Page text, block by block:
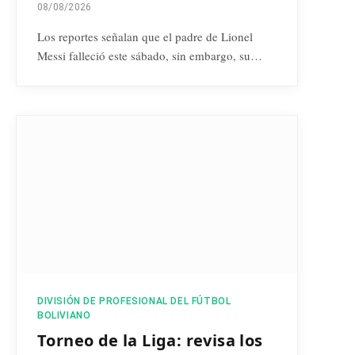
08/08/2026
Los reportes señalan que el padre de Lionel
Messi falleció este sábado, sin embargo, su…
DIVISIÓN DE PROFESIONAL DEL FÚTBOL
BOLIVIANO
Torneo de la Liga: revisa los